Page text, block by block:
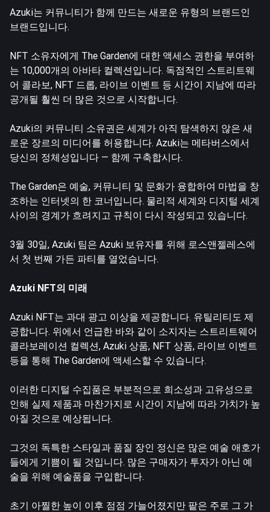
Azuki는 커뮤니티가 함께 만드는 새로운 유형의 브랜드인
브랜드입니다.
NFT 소유자에게 The Garden에 대한 액세스 권한을 부여하
는 10,000개의 아바타 컬렉션입니다. 독점적인 스트리트웨
어 콜라보, NFT 드롭, 라이브 이벤트 등 시간이 지남에 따라
공개될 훨씬 더 많은 것으로 시작합니다.
Azuki의 커뮤니티 소유권은 세계가 아직 탐색하지 않은 새
로운 장르의 미디어를 허용합니다. Azuki는 메타버스에서
당신의 정체성입니다 — 함께 구축합시다.
The Garden은 예술, 커뮤니티 및 문화가 융합하여 마법을 창
조하는 인터넷의 한 코너입니다. 물리적 세계와 디지털 세계
사이의 경계가 흐려지고 규칙이 다시 작성되고 있습니다.
3월 30일, Azuki 팀은 Azuki 보유자를 위해 로스앤젤레스에
서 첫 번째 가든 파티를 열었습니다.
Azuki NFT의 미래
Azuki NFT는 과대 광고 이상을 제공합니다. 유틸리티도 제
공합니다. 위에서 언급한 바와 같이 소지자는 스트리트웨어
콜라보레이션 컬렉션, Azuki 상품, NFT 상품, 라이브 이벤트
등을 통해 The Garden에 액세스할 수 있습니다.
이러한 디지털 수집품은 부분적으로 희소성과 고유성으로
인해 실제 제품과 마찬가지로 시간이 지남에 따라 가치가 높
아질 것으로 예상됩니다.
그것의 독특한 스타일과 품질 장인 정신은 많은 예술 애호가
들에게 기쁨이 될 것입니다. 많은 구매자가 투자가 아닌 예
술을 위해 예술품을 구입합니다.
초기 아찔한 높이 이후 점점 가늘어졌지만 팥은 주로 그 가